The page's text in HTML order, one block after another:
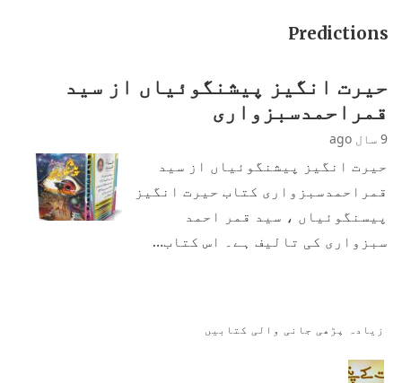
Predictions
حیرت انگیز پیشنگوئیاں از سید
قمراحمدسبزواری
9 سال ago
حیرت انگیز پیشنگوئیاں از سید
قمراحمدسبزواری کتاب حیرت انگیز
پیسنگوئیاں ، سید قمر احمد
سبزواری کی تالیف ہے۔ اس کتاب…
زیادہ پڑھی جانی والی کتابیں